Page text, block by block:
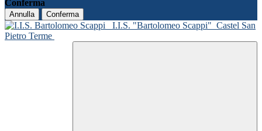
Conferma
Annulla Conferma
I.I.S. "Bartolomeo Scappi" Castel San
Pietro Terme